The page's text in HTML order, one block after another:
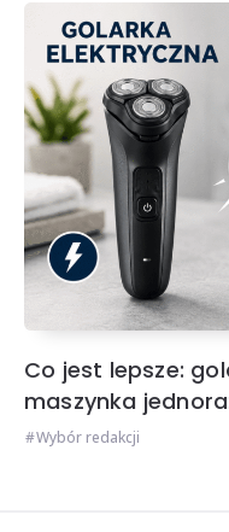
Co jest lepsze:
maszynka
Wybór redakcji